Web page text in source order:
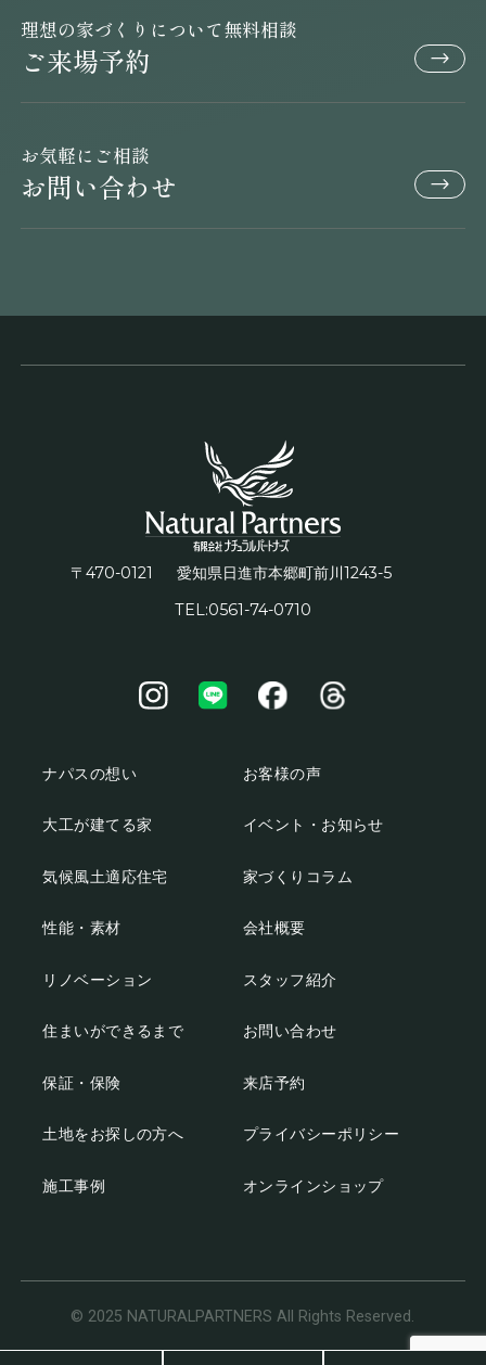
理想の家づくりについて無料相談
ご来場予約
お気軽にご相談
お問い合わせ
〒470-0121 愛知県日進市本郷町前川 1243-5
TEL:0561-74-0710
ナパスの想い
大工が建てる家
気候風土適応住宅
性能・素材
リノベーション
住まいができるまで
保証・保険
土地をお探しの方へ
施工事例
お客様の声
イベント・お知らせ
家づくりコラム
会社概要
スタッフ紹介
お問い合わせ
来店予約
プライバシーポリシー
オンラインショップ
© 2025 NATURALPARTNERS All Rights Reserved.